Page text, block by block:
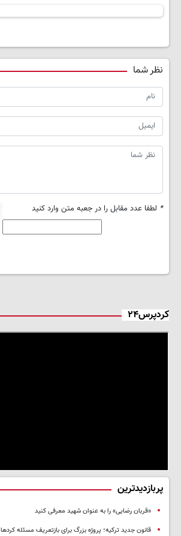
نظر شما
* لطفا عدد مقابل را در جعبه متن وارد کنید
کردپرس۲۴
پربازدیدترین
«قربان رضایی» را به عنوان شهید معرفی کنید
قانون جدید ترکیه؛ پروژه بزرگ‌ برای بازتعریف مسئله کردها